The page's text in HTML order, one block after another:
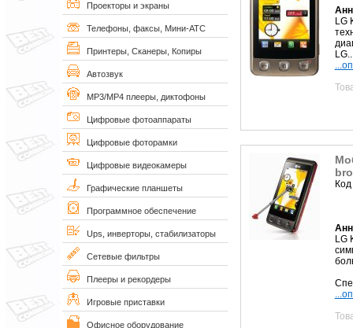
Проекторы и экраны
Телефоны, факсы, Мини-АТС
Принтеры, Сканеры, Копиры
Автозвук
MP3/MP4 плееры, диктофоны
Цифровые фотоаппараты
Цифровые фоторамки
Цифровые видеокамеры
Графические планшеты
Программное обеспечение
Ups, инверторы, стабилизаторы
Сетевые фильтры
Плееры и рекордеры
Игровые приставки
Офисное оборудование
LG
LG